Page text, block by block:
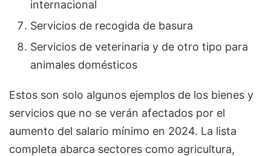
internacional
Servicios de recogida de basura
Servicios de veterinaria y de otro tipo para
animales domésticos
Estos son solo algunos ejemplos de los bienes y
servicios que no se verán afectados por el
aumento del salario mínimo en 2024. La lista
completa abarca sectores como agricultura,